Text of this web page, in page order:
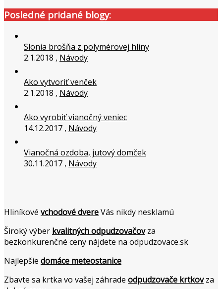
Posledné pridané blogy:
Slonia brošňa z polymérovej hliny
2.1.2018 , Návody
Ako vytvoriť venček
2.1.2018 , Návody
Ako vyrobiť vianočný veniec
14.12.2017 , Návody
Vianočná ozdoba, jutový domček
30.11.2017 , Návody
Hliníkové vchodové dvereVás nikdy nesklamú
Široký výber kvalitných odpudzovačovza
bezkonkurenčné ceny nájdete na odpudzovace.sk
Najlepšie domáce meteostanice
Zbavte sa krtka vo vašej záhrade odpudzovače krtkovza